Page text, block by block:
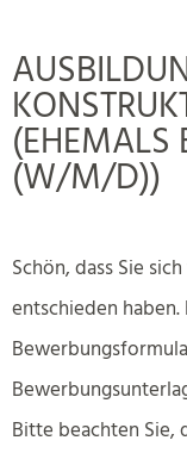
(EHEMALS
(W/M/D))
Schön, dass Sie
entschieden
Bitte beachten Sie,